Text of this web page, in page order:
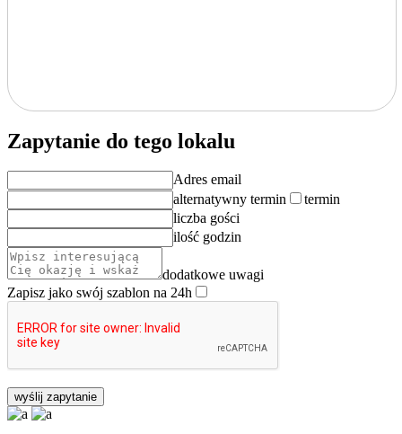
Zapytanie do tego lokalu
Adres email
alternatywny termin
termin
liczba gości
ilość godzin
dodatkowe uwagi
Zapisz jako swój szablon na 24h